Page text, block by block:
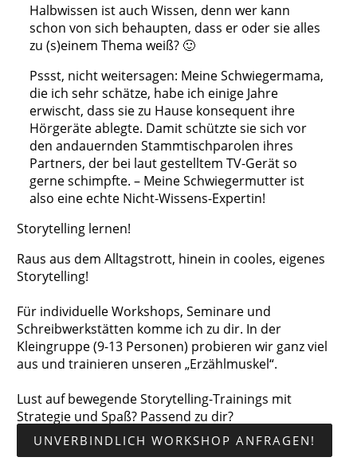
Halbwissen ist auch Wissen, denn wer kann
schon von sich behaupten, dass er oder sie alles
zu (s)einem Thema weiß? 🙂
Pssst, nicht weitersagen: Meine Schwiegermama,
die ich sehr schätze, habe ich einige Jahre
erwischt, dass sie zu Hause konsequent ihre
Hörgeräte ablegte. Damit schützte sie sich vor
den andauernden Stammtischparolen ihres
Partners, der bei laut gestelltem TV-Gerät so
gerne schimpfte. – Meine Schwiegermutter ist
also eine echte Nicht-Wissens-Expertin!
Storytelling lernen!
Raus aus dem Alltagstrott, hinein in cooles, eigenes
Storytelling!
Für individuelle Workshops, Seminare und
Schreibwerkstätten komme ich zu dir. In der
Kleingruppe (9-13 Personen) probieren wir ganz viel
aus und trainieren unseren „Erzählmuskel“.
Lust auf bewegende Storytelling-Trainings mit
Strategie und Spaß? Passend zu dir?
UNVERBINDLICH WORKSHOP ANFRAGEN!